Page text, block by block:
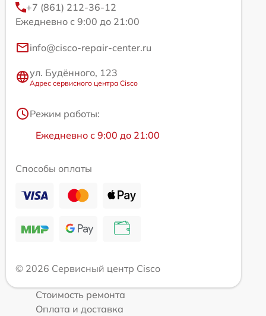
+7 (861) 212-36-12
Ежедневно с 9:00 до 21:00
info@cisco-repair-center.ru
ул. Будённого, 123
Адрес сервисного центра Cisco
Режим работы:
Ежедневно с 9:00 до 21:00
Способы оплаты
© 2026 Сервисный центр Cisco
Стоимость ремонта
Оплата и доставка